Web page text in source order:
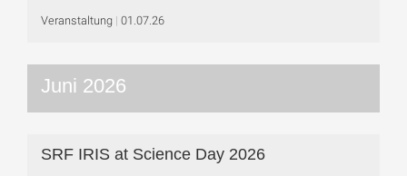
Veranstaltung 01.07.26
Juni 2026
SRF IRIS at Science Day 2026